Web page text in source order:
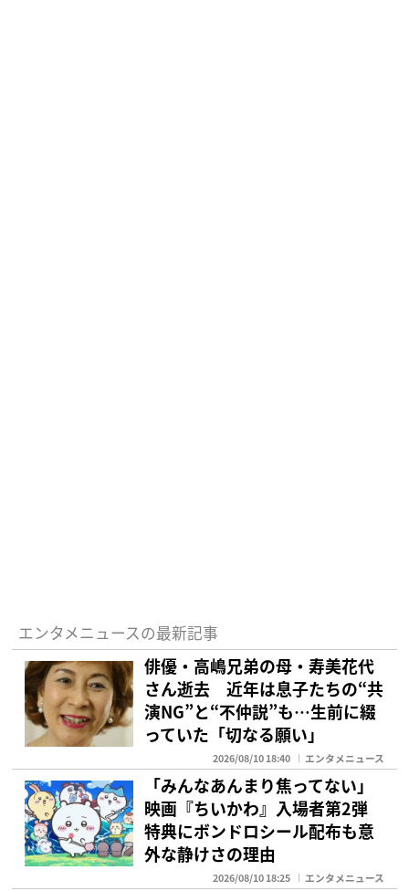
エンタメニュースの最新記事
俳優・高嶋兄弟の母・寿美花代
さん逝去 近年は息子たちの“共
演NG”と“不仲説”も…生前に綴
っていた「切なる願い」
2026/08/10 18:40 エンタメニュース
「みんなあんまり焦ってない」
映画『ちいかわ』入場者第2弾
特典にボンドロシール配布も意
外な静けさの理由
2026/08/10 18:25 エンタメニュース